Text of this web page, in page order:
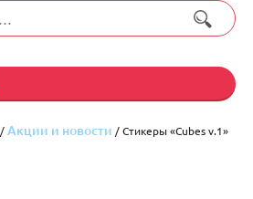
/Акции и новости / Стикеры «Cubes v.1»